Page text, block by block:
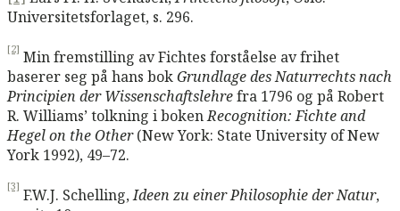
Universitetsforlaget, s. 296.
[2] Min fremstilling av Fichtes forståelse av frihet
baserer seg på hans bokGrundlage des Naturrechts nach
Principien der Wissenschaftslehrefra 1796 og på Robert
R. Williams’ tolkning i bokenRecognition: Fichte and
Hegel on the Other(New York: State University of New
York 1992), 49–72.
[3] F.W.J. Schelling,Ideen zu einer Philosophie der Natur,